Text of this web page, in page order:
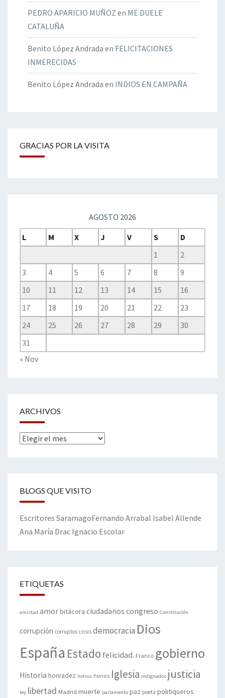
PEDRO APARICIO MUÑOZ en ME DUELE
CATALUÑA
Benito López Andrada en FELICITACIONES
INMERECIDAS
Benito López Andrada en INDIOS EN CAMPAÑA
GRACIAS POR LA VISITA
AGOSTO 2026
L
M X J V S
D
1
2
3
4 5 6 7 8
9
10
11 12 13 14 15
16
17
18 19 20 21 22
23
24
25 26 27 28 29
30
31
« Nov
ARCHIVOS
Archivos
BLOGS QUE VISITO
Escritores SaramagoFernando Arrabal Isabel Allende
Ana María Drac Ignacio Escolar
ETIQUETAS
amistad amorbitácora ciudadanos congreso Constitución
corrupción corruptos crisis democracia Dios
España Estado felicidad. Franco gobierno
Historia honradez hotros hunos Iglesia indignados justicia
ley libertad Madrid muerte parlamento paz poeta politiqueros